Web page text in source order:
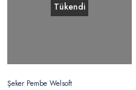
Tükendi
Şeker Pembe Welsoft